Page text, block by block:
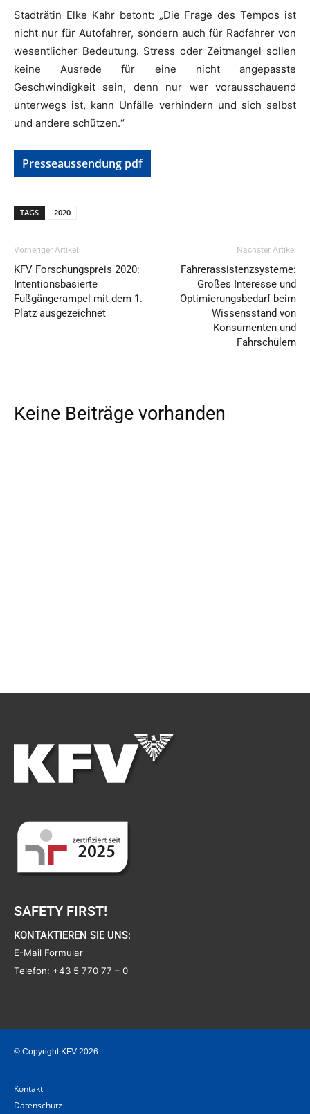
Stadträtin Elke Kahr betont: „Die Frage des Tempos ist
nicht nur für Autofahrer, sondern auch für Radfahrer von
wesentlicher Bedeutung. Stress oder Zeitmangel sollen
keine Ausrede für eine nicht angepasste
Geschwindigkeit sein, denn nur wer vorausschauend
unterwegs ist, kann Unfälle verhindern und sich selbst
und andere schützen.“
Presseaussendung pdf
TAGS 2020
Vorheriger Artikel
KFV Forschungspreis 2020:
Intentionsbasierte
Fußgängerampel mit dem 1.
Platz ausgezeichnet
Nächster Artikel
Fahrerassistenzsysteme:
Großes Interesse und
Optimierungsbedarf beim
Wissensstand von
Konsumenten und
Fahrschülern
Keine Beiträge vorhanden
SAFETY FIRST!
KONTAKTIEREN SIE UNS:
E-Mail Formular
Telefon: +43 5 770 77 – 0
© Copyright KFV 2026
Kontakt
Datenschutz